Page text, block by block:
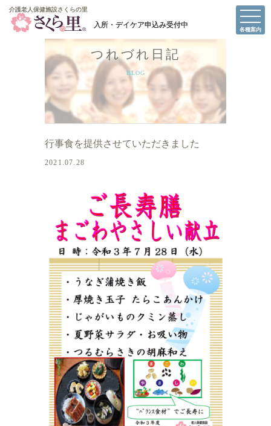
各種案内
介護老人保健施設さくらの里
介護老人保健施設さくらの里
つれづれ日記
BLOG
行事食を提供させていただきました
2021.07.28